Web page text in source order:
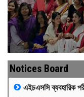
FACULTIES
ACADEMICS
GALLERY
Notices Board
এইচএসসি ব্যবহারিক